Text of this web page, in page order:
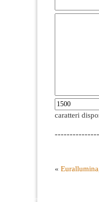
caratteri
«